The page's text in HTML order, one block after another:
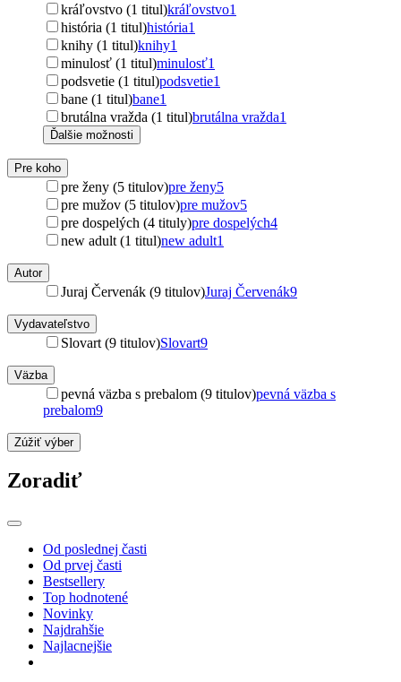
kráľovstvo (1 titul)kráľovstvo1
história (1 titul)história1
knihy (1 titul)knihy1
minulosť (1 titul)minulosť1
podsvetie (1 titul)podsvetie1
bane (1 titul)bane1
brutálna vražda (1 titul)brutálna vražda1
Ďalšie možnosti
Pre koho
pre ženy (5 titulov)pre ženy5
pre mužov (5 titulov)pre mužov5
pre dospelých (4 tituly)pre dospelých4
new adult (1 titul)new adult1
Autor
Juraj Červenák (9 titulov)Juraj Červenák9
Vydavateľstvo
Slovart (9 titulov)Slovart9
Väzba
pevná väzba s prebalom (9 titulov)pevná väzba s
prebalom9
Zúžiť výber
Zoradiť
Od poslednej časti
Od prvej časti
Bestsellery
Top hodnotené
Novinky
Najdrahšie
Najlacnejšie